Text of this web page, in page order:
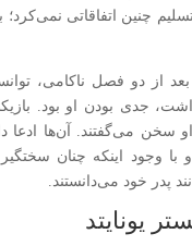
چنین اتفاقاتی نمی‌کرد؛
از دو فصل ناکامی،
جدی بودن او بود.
سخن می‌گفتند. آن‌ها
با وجود اینکه چنان
پدر خود می‌دانستند.
یونایتد